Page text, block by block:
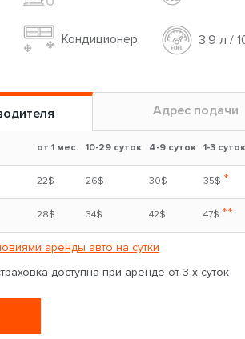
Кондиционер 3.9 л /
Адрес подачи
от 1 мес. 10-29 суток 4-9 суток 1-3 суток
22$ 26$ 30$ 35$ *
28$ 34$ 42$ 47$ **
аренды авто на сутки
доступна при аренде от 3-х суток